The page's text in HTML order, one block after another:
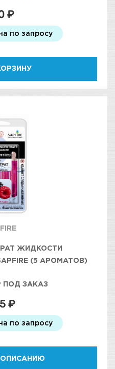
₽
по запросу
ЖИДКОСТИ
(5 АРОМАТОВ)
ПОД ЗАКАЗ
₽
по запросу
ОПИСАНИЮ